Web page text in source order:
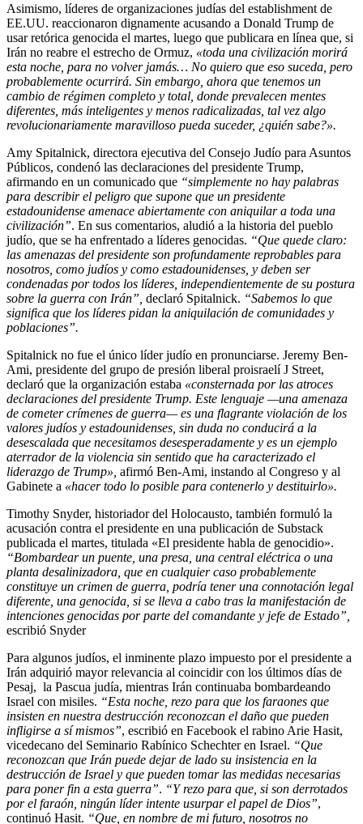
Asimismo, líderes de organizaciones judías del establishment de
EE.UU. reaccionaron dignamente acusando a Donald Trump de
usar retórica genocida el martes, luego que publicara en línea que, si
Irán no reabre el estrecho de Ormuz, «toda una civilización morirá
esta noche, para no volver jamás… No quiero que eso suceda, pero
probablemente ocurrirá. Sin embargo, ahora que tenemos un
cambio de régimen completo y total, donde prevalecen mentes
diferentes, más inteligentes y menos radicalizadas, tal vez algo
revolucionariamente maravilloso pueda suceder, ¿quién sabe?».
Amy Spitalnick, directora ejecutiva del Consejo Judío para Asuntos
Públicos, condenó las declaraciones del presidente Trump,
afirmando en un comunicado que “simplemente no hay palabras
para describir el peligro que supone que un presidente
estadounidense amenace abiertamente con aniquilar a toda una
civilización”. En sus comentarios, aludió a la historia del pueblo
judío, que se ha enfrentado a líderes genocidas. “Que quede claro:
las amenazas del presidente son profundamente reprobables para
nosotros, como judíos y como estadounidenses, y deben ser
condenadas por todos los líderes, independientemente de su postura
sobre la guerra con Irán”, declaró Spitalnick. “Sabemos lo que
significa que los líderes pidan la aniquilación de comunidades y
poblaciones”.
Spitalnick no fue el único líder judío en pronunciarse. Jeremy Ben-
Ami, presidente del grupo de presión liberal proisraelí J Street,
declaró que la organización estaba «consternada por las atroces
declaraciones del presidente Trump. Este lenguaje —una amenaza
de cometer crímenes de guerra— es una flagrante violación de los
valores judíos y estadounidenses, sin duda no conducirá a la
desescalada que necesitamos desesperadamente y es un ejemplo
aterrador de la violencia sin sentido que ha caracterizado el
liderazgo de Trump», afirmó Ben-Ami, instando al Congreso y al
Gabinete a «hacer todo lo posible para contenerlo y destituirlo».
Timothy Snyder, historiador del Holocausto, también formuló la
acusación contra el presidente en una publicación de Substack
publicada el martes, titulada «El presidente habla de genocidio».
“Bombardear un puente, una presa, una central eléctrica o una
planta desalinizadora, que en cualquier caso probablemente
constituye un crimen de guerra, podría tener una connotación legal
diferente, una genocida, si se lleva a cabo tras la manifestación de
intenciones genocidas por parte del comandante y jefe de Estado”,
escribió Snyder
Para algunos judíos, el inminente plazo impuesto por el presidente a
Irán adquirió mayor relevancia al coincidir con los últimos días de
Pesaj, la Pascua judía, mientras Irán continuaba bombardeando
Israel con misiles. “Esta noche, rezo para que los faraones que
insisten en nuestra destrucción reconozcan el daño que pueden
infligirse a sí mismos”, escribió en Facebook el rabino Arie Hasit,
vicedecano del Seminario Rabínico Schechter en Israel. “Que
reconozcan que Irán puede dejar de lado su insistencia en la
destrucción de Israel y que pueden tomar las medidas necesarias
para poner fin a esta guerra”. “Y rezo para que, si son derrotados
por el faraón, ningún líder intente usurpar el papel de Dios”,
continuó Hasit. “Que, en nombre de mi futuro, nosotros no